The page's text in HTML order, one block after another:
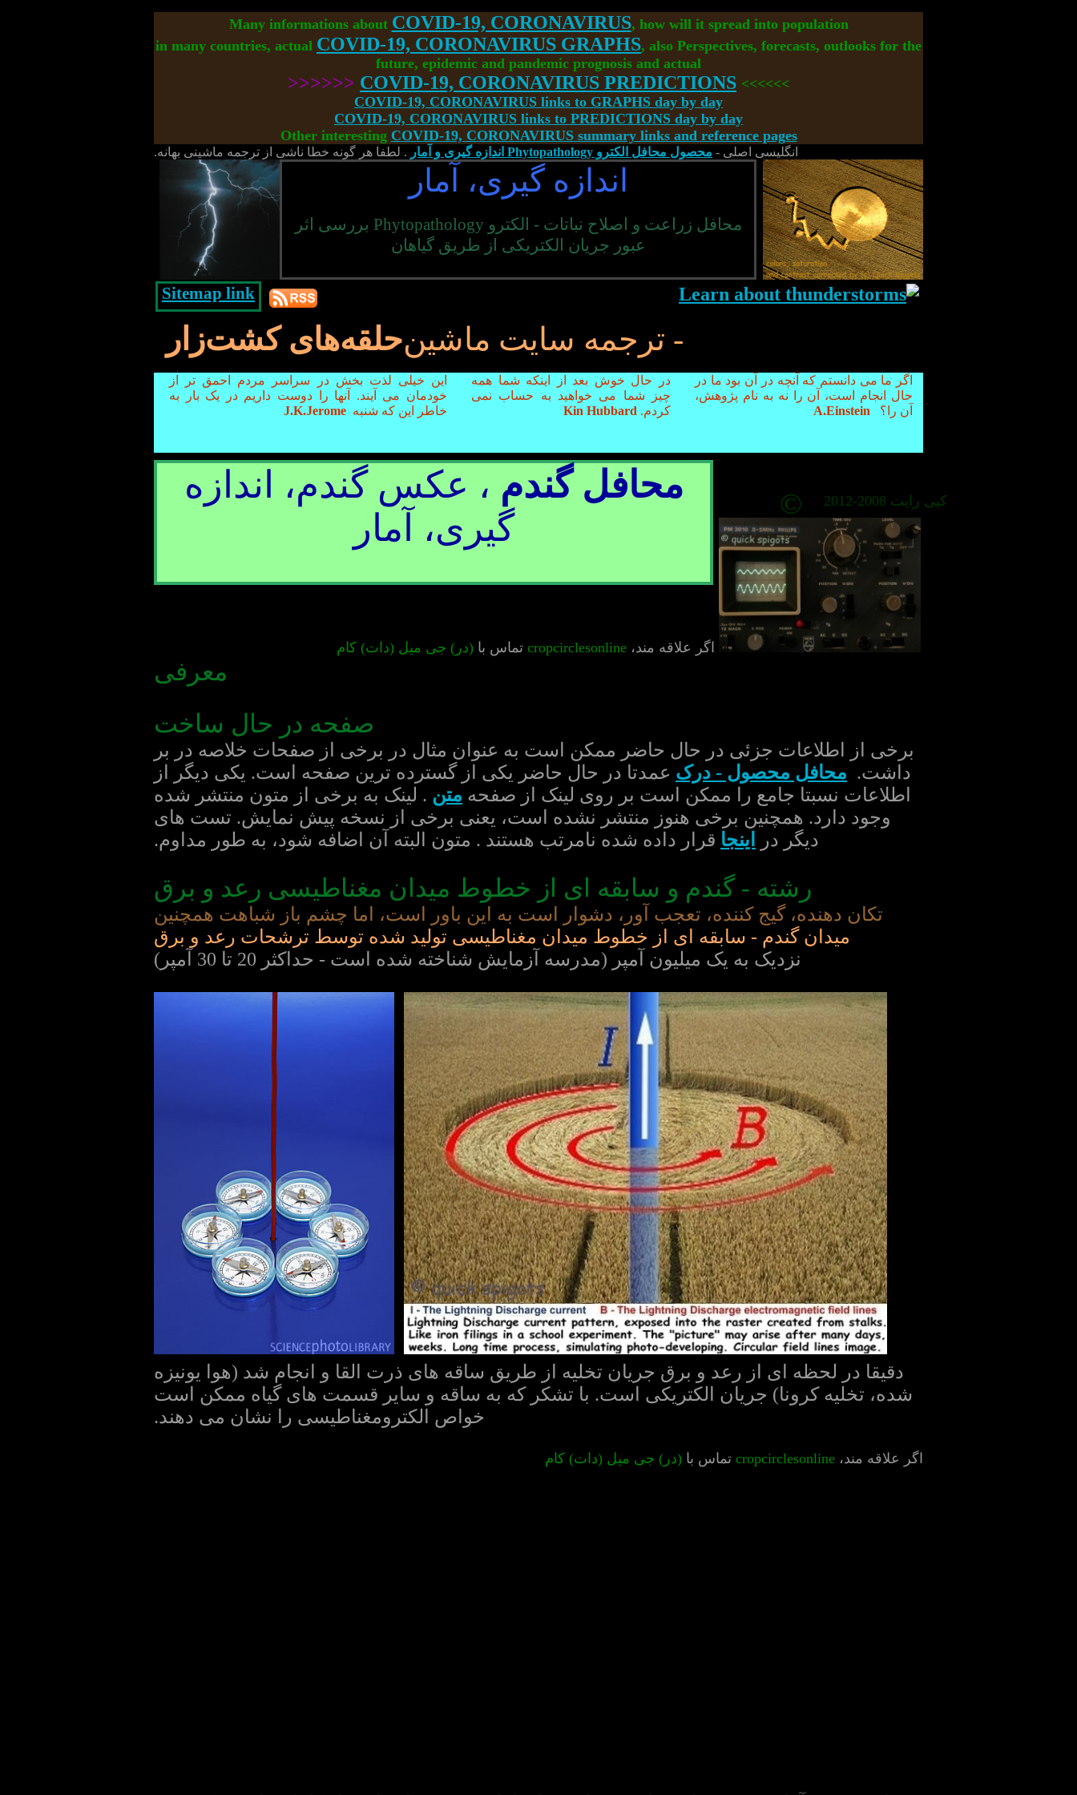
Many informations about COVID-19, CORONAVIRUS, how will it spread into population
in many countries, actual COVID-19, CORONAVIRUS GRAPHS, also Perspectives, forecasts, outlooks for the
future, epidemic and pandemic prognosis and actual
>>>>>>
COVID-19, CORONAVIRUS PREDICTIONS
<<<<<<
COVID-19, CORONAVIRUS links to GRAPHS day by day
COVID-19, CORONAVIRUS links to PREDICTIONS day by day
Other interesting COVID-19, CORONAVIRUS summary links and reference pages
انگلیسی اصلی - محصول محافل الکترو Phytopathology اندازه گیری و آمار . لطفا هر گونه خطا ناشی از ترجمه ماشینی بهانه.
اندازه گیری، آمار
محافل زراعت و اصلاح نباتات - الکترو Phytopathology بررسی اثر
عبور جریان الکتریکی از طریق گیاهان
Sitemap link
حلقه‌های کشت‌زار- ترجمه سایت ماشین
این خیلی لذت بخش در سراسر مردم احمق تر از
خودمان می آیند. آنها را دوست داریم در یک بار به
خاطر این که شنبه
در حال خوش بعد از اینکه شما همه
چیز شما می خواهید به حساب نمی
کردم.
اگر ما می دانستم که آنچه در آن بود ما در
حال انجام است، آن را نه به نام پژوهش،
آن را؟
A.Einstein
محافل گندم ، عکس گندم، اندازه
گیری، آمار
© کپی رایت 2008-2012
اگر علاقه مند، cropcirclesonline تماس با (در) جی میل (دات) کام
معرفی
صفحه در حال ساخت
برخی از اطلاعات جزئی در حال حاضر ممکن است به عنوان مثال در برخی از صفحات خلاصه در بر
داشت. محافل محصول - درک عمدتا در حال حاضر یکی از گسترده ترین صفحه است. یکی دیگر از
اطلاعات نسبتا جامع را ممکن است بر روی لینک از صفحه متن . لینک به برخی از متون منتشر شده
وجود دارد. همچنین برخی هنوز منتشر نشده است، یعنی برخی از نسخه پیش نمایش. تست های
دیگر در
اینجا قرار داده شده نامرتب هستند . متون البته آن اضافه شود، به طور مداوم.
رشته - گندم و سابقه ای از خطوط میدان مغناطیسی رعد و برق
تکان دهنده، گیج کننده، تعجب آور، دشوار است به این باور است، اما چشم باز شباهت همچنین
میدان گندم - سابقه ای از خطوط میدان مغناطیسی تولید شده توسط ترشحات رعد و برق
نزدیک به یک میلیون آمپر (مدرسه آزمایش شناخته شده است - حداکثر 20 تا 30 آمپر)
دقیقا در لحظه ای از رعد و برق جریان تخلیه از طریق ساقه های ذرت القا و انجام شد (هوا یونیزه
شده، تخلیه کرونا) جریان الکتریکی است. با تشکر که به ساقه و سایر قسمت های گیاه ممکن است
خواص الکترومغناطیسی را نشان می دهند.
اگر علاقه مند، cropcirclesonline تماس با (در) جی میل (دات) کام